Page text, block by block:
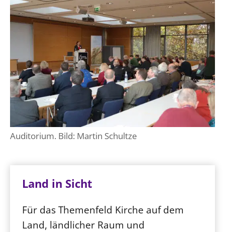
Auditorium. Bild: Martin Schultze
Land in Sicht
Für das Themenfeld Kirche auf dem
Land, ländlicher Raum und